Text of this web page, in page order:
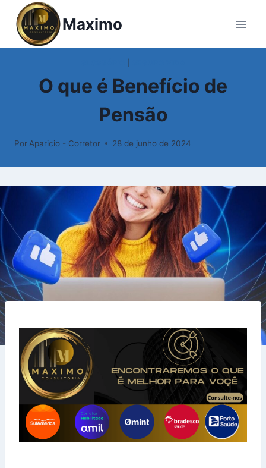
Pular
para
Maximo
O que é Benefício de
Pensão
Por Aparicio - Corretor 28 de junho de 2024